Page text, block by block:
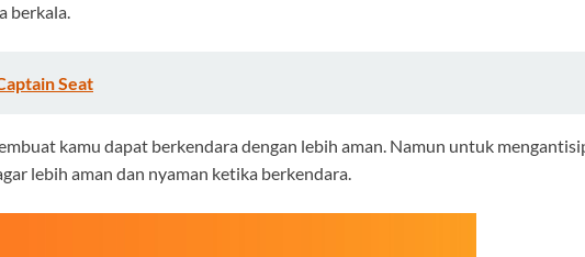
berkala.
Seat
kamu dapat berkendara dengan lebih aman. Namun untuk
lebih aman dan nyaman ketika berkendara.